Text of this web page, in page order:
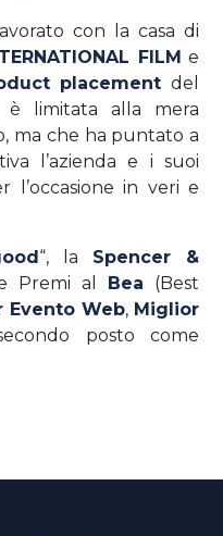
con la casa di
FILM e
placement del
limitata alla mera
ma che ha puntato a
l’azienda e i suoi
l’occasione in veri e
“, la Spencer &
Premi al Bea (Best
Evento Web, Miglior
posto come